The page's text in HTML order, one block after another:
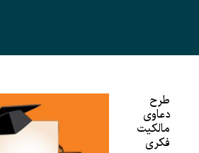
طرح
دعاوی
مالکیت
فکری